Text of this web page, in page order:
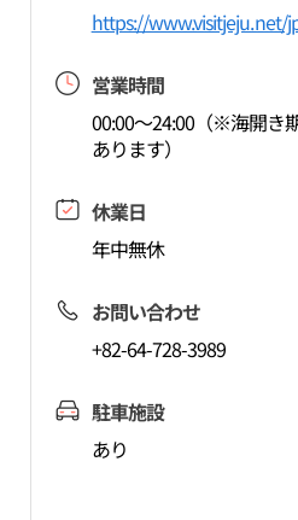
https://www.visitjeju.net/
営業時間
00:00～24:00（※海開き
あります）
休業日
年中無休
お問い合わせ
+82-64-728-3989
駐車施設
あり